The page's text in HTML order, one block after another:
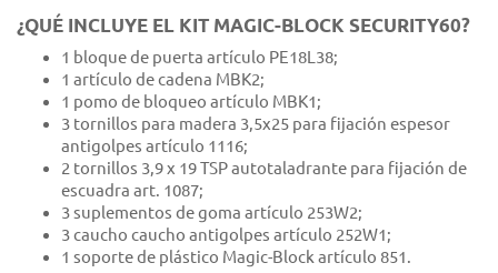
¿QUÉ INCLUYE EL KIT MAGIC-BLOCK SECURITY60?
1 bloque de puerta artículo PE18L38;
1 artículo de cadena MBK2;
1 pomo de bloqueo artículo MBK1;
3 tornillos para madera 3,5x25 para fijación espesor
antigolpes artículo 1116;
2 tornillos 3,9 x 19 TSP autotaladrante para fijación de
escuadra art. 1087;
3 suplementos de goma artículo 253W2;
3 caucho caucho antigolpes artículo 252W1;
1 soporte de plástico Magic-Block artículo 851.